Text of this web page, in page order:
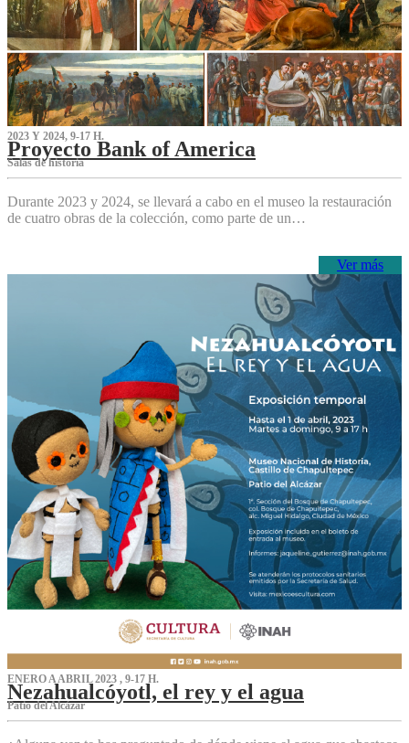
2023 Y 2024, 9-17 H.
Proyecto Bank of America
S‌alas de historia
Durante 2023 y 2024, se llevará a cabo en el museo la restauración
de cuatro obras de la colección, como parte de un…
Ver más
ENERO A ABRIL 2023 , 9-17 H.
Nezahualcóyotl, el rey y el agua
Patio del Alcázar